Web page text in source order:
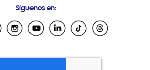
Samsung Ecuador
Samsung El Salvador
Samsung Honduras
Síguenos en: